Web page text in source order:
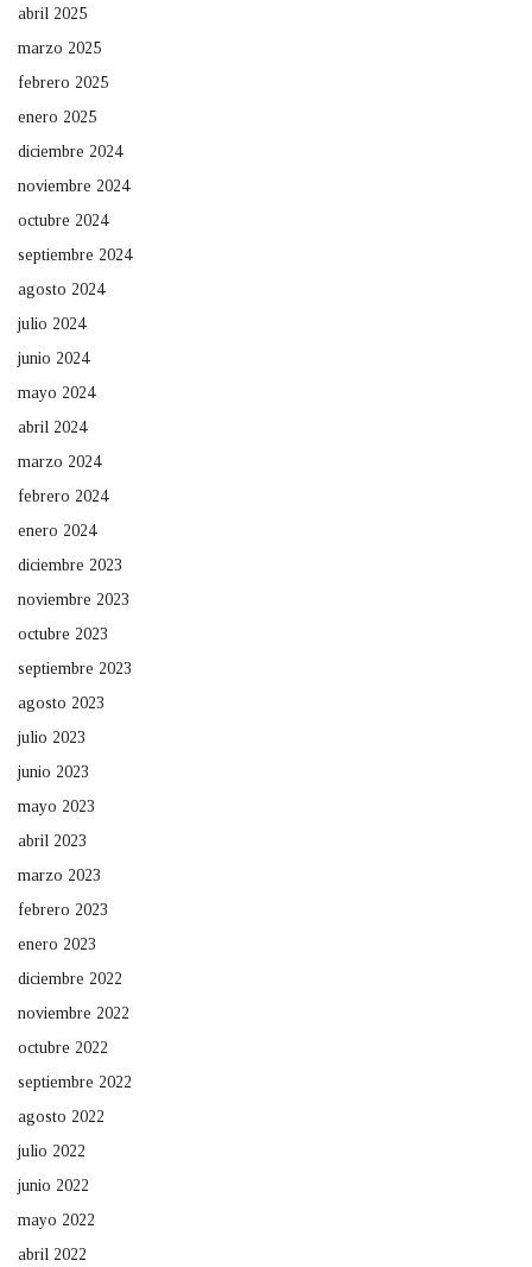
abril 2025
marzo 2025
febrero 2025
enero 2025
diciembre 2024
noviembre 2024
octubre 2024
septiembre 2024
agosto 2024
julio 2024
junio 2024
mayo 2024
abril 2024
marzo 2024
febrero 2024
enero 2024
diciembre 2023
noviembre 2023
octubre 2023
septiembre 2023
agosto 2023
julio 2023
junio 2023
mayo 2023
abril 2023
marzo 2023
febrero 2023
enero 2023
diciembre 2022
noviembre 2022
octubre 2022
septiembre 2022
agosto 2022
julio 2022
junio 2022
mayo 2022
abril 2022